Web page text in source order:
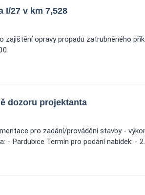
27 v km 7,528
zajištění opravy propadu zatrubněného
dozoru projektanta
pro zadání/provádění stavby -
Pardubice Termín pro podání nabídek: -